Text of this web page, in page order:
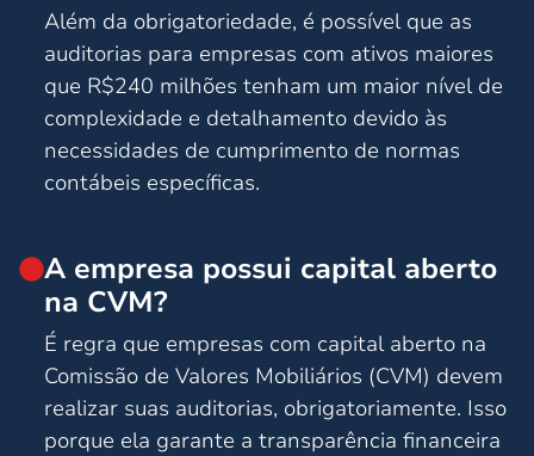
Além da obrigatoriedade, é possível que as
auditorias para empresas com ativos maiores
que R$240 milhões tenham um maior nível de
complexidade e detalhamento devido às
necessidades de cumprimento de normas
contábeis específicas.
A empresa possui capital aberto
na CVM?
É regra que empresas com capital aberto na
Comissão de Valores Mobiliários (CVM) devem
realizar suas auditorias, obrigatoriamente. Isso
porque ela garante a transparência financeira